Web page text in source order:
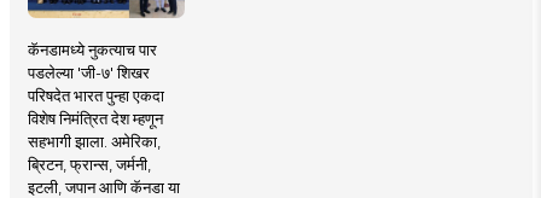
कॅनडामध्ये नुकत्याच पार
पडलेल्या 'जी-७' शिखर
परिषदेत भारत पुन्हा एकदा
विशेष निमंत्रित देश म्हणून
सहभागी झाला. अमेरिका,
ब्रिटन, फ्रान्स, जर्मनी,
इटली, जपान आणि कॅनडा या